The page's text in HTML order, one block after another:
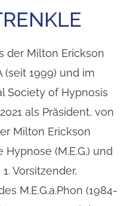
der Milton Erickson
(seit 1999) und im
Society of Hypnosis
als Präsident, von
Milton Erickson
(M.E.G.) und
Vorsitzender,
M.E.G.a.Phon (1984-